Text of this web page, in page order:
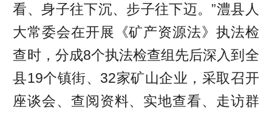
看、身子往下沉、步子往下迈。”澧县人
大常委会在开展《矿产资源法》执法检
查时，分成8个执法检查组先后深入到全
县19个镇街、32家矿山企业，采取召开
座谈会、查阅资料、实地查看、走访群